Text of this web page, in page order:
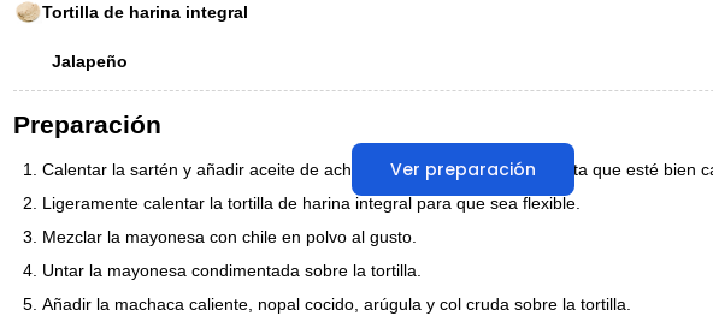
Tortilla de harina integral
Jalapeño
Ver preparación
Preparación
Calentar la sartén y añadir aceite de achiote. Cocinar la machaca hasta que esté bien
Ligeramente calentar la tortilla de harina integral para que sea flexible.
Mezclar la mayonesa con chile en polvo al gusto.
Untar la mayonesa condimentada sobre la tortilla.
Añadir la machaca caliente, nopal cocido, arúgula y col cruda sobre la tortilla.